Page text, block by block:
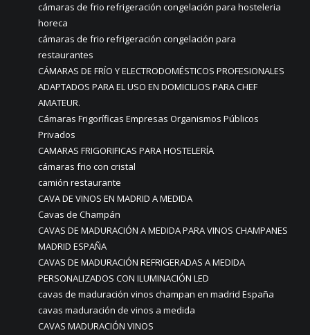
cámaras de frio refrigeración congelación para hosteleria
horeca
cámaras de frio refrigeración congelación para
restaurantes
CÁMARAS DE FRÍO Y ELECTRODOMÉSTICOS PROFESIONALES
ADAPTADOS PARA EL USO EN DOMICILIOS PARA CHEF
AMATEUR.
Cámaras Frigoríficas Empresas Organismos Públicos
Privados
CAMARAS FRIGORIFICAS PARA HOSTELERÍA
cámaras frio con cristal
camión restaurante
CAVA DE VINOS EN MADRID A MEDIDA
Cavas de Champán
CAVAS DE MADURACIÓN A MEDIDA PARA VINOS CHAMPANES
MADRID ESPAÑA
CAVAS DE MADURACIÓN REFRIGERADAS A MEDIDA
PERSONALIZADOS CON ILUMINACIÓN LED
cavas de maduración vinos champan en madrid España
cavas maduración de vinos a medida
CAVAS MADURACIÓN VINOS